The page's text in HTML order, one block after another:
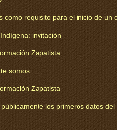
como requisito para el inicio de un
invitación
Zapatista
somos
Zapatista
los primeros datos